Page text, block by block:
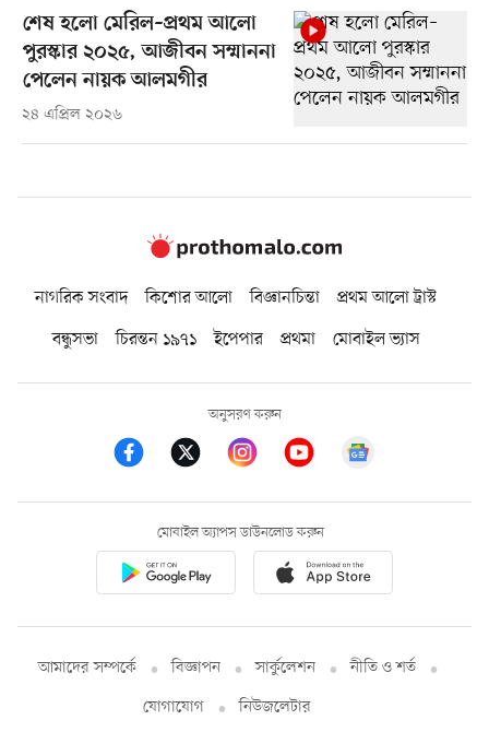
শেষ হলো মেরিল–প্রথম আলো
পুরস্কার ২০২৫, আজীবন সম্মাননা
পেলেন নায়ক আলমগীর
২৪ এপ্রিল ২০২৬
নাগরিক সংবাদ কিশোর আলো বিজ্ঞানচিন্তা
প্রথম আলো ট্রাস্ট
বন্ধুসভা
চিরন্তন ১৯৭১ ইপেপার প্রথমা মোবাইল ভ্যাস
অনুসরণ করুন
মোবাইল অ্যাপস ডাউনলোড করুন
আমাদের সম্পর্কে বিজ্ঞাপন সার্কুলেশন
নীতি ও শর্ত
যোগাযোগ
নিউজলেটার